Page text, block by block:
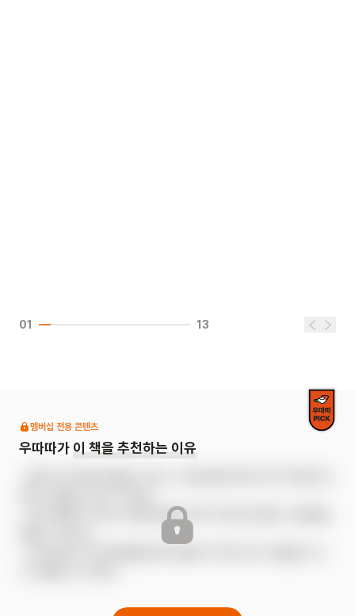
01 13
멤버십 전용 콘텐츠
우따따가 이 책을 추천하는 이유
- 꽃과 열매가 자라는 여름 텃밭을 보며 자연의 변화와 소중함을